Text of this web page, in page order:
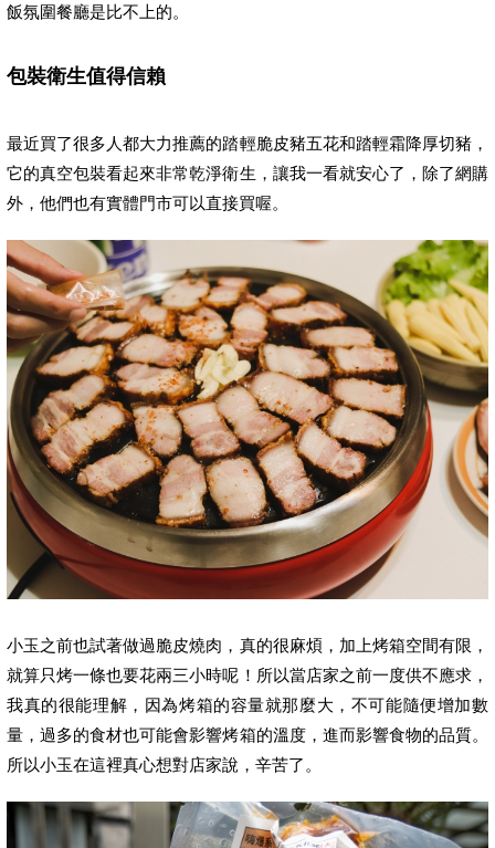
飯氛圍餐廳是比不上的。
包裝衛生值得信賴
最近買了很多人都大力推薦的踏輕脆皮豬五花和踏輕霜降厚切豬，
它的真空包裝看起來非常乾淨衛生，讓我一看就安心了，除了網購
外，他們也有實體門市可以直接買喔。
小玉之前也試著做過脆皮燒肉，真的很麻煩，加上烤箱空間有限，
就算只烤一條也要花兩三小時呢！所以當店家之前一度供不應求，
我真的很能理解，因為烤箱的容量就那麼大，不可能隨便增加數
量，過多的食材也可能會影響烤箱的溫度，進而影響食物的品質。
所以小玉在這裡真心想對店家說，辛苦了。